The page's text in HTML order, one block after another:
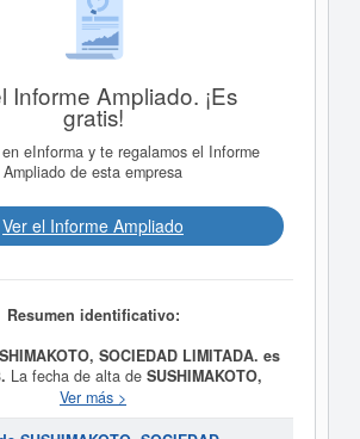
Informe Ampliado. ¡Es
gratis!
eInforma y te regalamos el Informe
Ampliado de esta empresa
Ver el Informe Ampliado
Resumen identificativo:
SOCIEDAD LIMITADA. es
La fecha de alta de SUSHIMAKOTO,
LIMITADA.fue el día 12/02/2020,
su meta como -LA EXPLOTACION DE
Ver más >